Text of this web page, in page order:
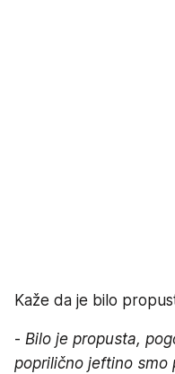
Kaže da je bilo
- Bilo je propusta,
poprilično jeftino smo